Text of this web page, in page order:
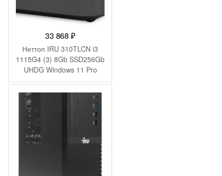
33 868₽
Неттоп IRU 310TLCN i3
1115G4 (3) 8Gb SSD256Gb
UHDG Windows 11 Pro
GbitEth WiFi BT черный
(1975168)